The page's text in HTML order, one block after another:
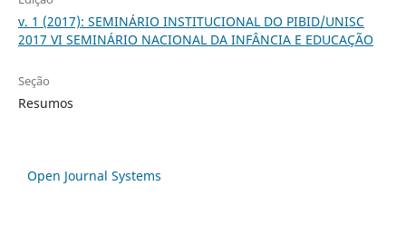
v. 1 (2017): SEMINÁRIO INSTITUCIONAL DO PIBID/UNISC
2017 VI SEMINÁRIO NACIONAL DA INFÂNCIA E EDUCAÇÃO
Seção
Resumos
Open Journal Systems